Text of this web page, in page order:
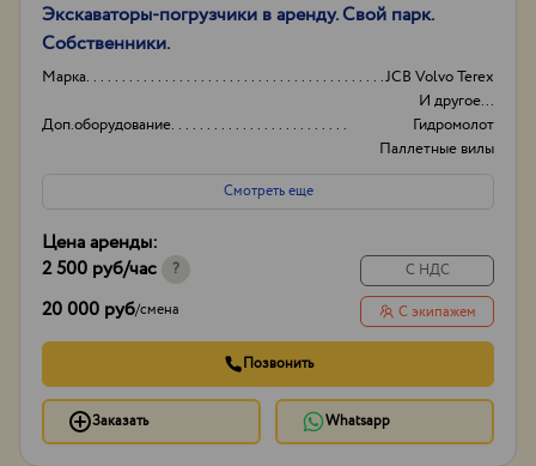
Экскаваторы-погрузчики в аренду. Свой парк.
Собственники.
Марка
JCB Volvo Terex
И другое...
Доп.оборудование
Гидромолот
Паллетные вилы
Коммунальная щетка
Высота Фронт.
Смотреть еще
Цена аренды:
2 500 руб/час ?
20 000 руб/смена
С НДС
С экипажем
Позвонить
Заказать Whatsapp